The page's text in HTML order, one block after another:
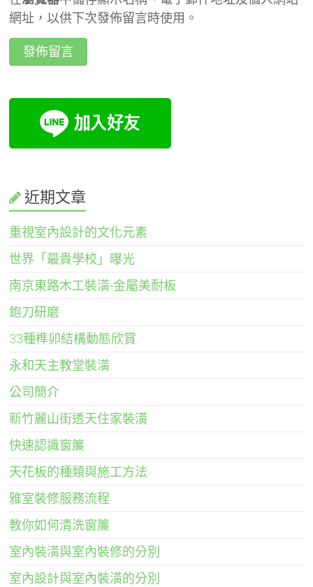
網址，以供下次發佈留言時使用。
近期文章
重視室內設計的文化元素
世界「最貴學校」曝光
南京東路木工裝潢-金屬美耐板
鉋刀研磨
33種榫卯結構動態欣賞
永和天主教堂裝潢
公司簡介
新竹麗山街透天住家裝潢
快速認識窗簾
天花板的種類與施工方法
雅室裝修服務流程
教你如何清洗窗簾
室內裝潢與室內裝修的分別
室內設計與室內裝潢的分別